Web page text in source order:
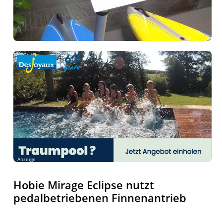
Anzeige
Hobie Mirage Eclipse nutzt
pedalbetriebenen Finnenantrieb